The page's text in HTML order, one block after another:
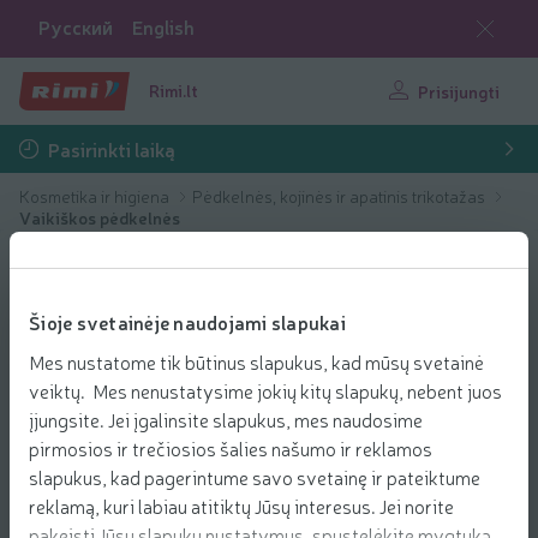
Šioje svetainėje naudojami slapukai
Mes nustatome tik būtinus slapukus, kad mūsų svetainė
veiktų. Mes nenustatysime jokių kitų slapukų, nebent juos
įjungsite. Jei įgalinsite slapukus, mes naudosime
pirmosios ir trečiosios šalies našumo ir reklamos
slapukus, kad pagerintume savo svetainę ir pateiktume
reklamą, kuri labiau atitiktų Jūsų interesus. Jei norite
Русский English
Rimi.lt Prisijungti
Pasirinkti laiką
Kosmetika ir higiena
Pėdkelnės, kojinės ir apatinis trikotažas
Vaikiškos pėdkelnės